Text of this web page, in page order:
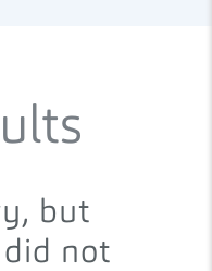
but
not